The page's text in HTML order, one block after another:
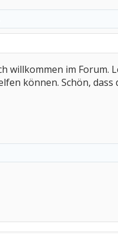
willkommen im Forum.
können. Schön,